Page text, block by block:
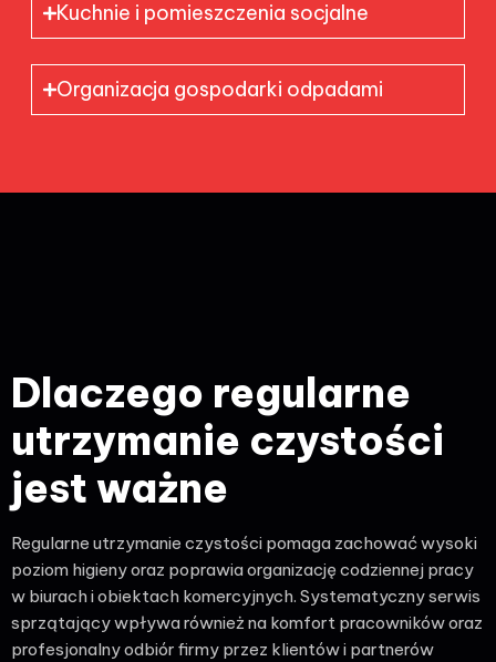
Kuchnie i pomieszczenia socjalne
Organizacja gospodarki odpadami
Dlaczego regularne
utrzymanie czystości
jest ważne
Regularne utrzymanie czystości pomaga zachować wysoki
poziom higieny oraz poprawia organizację codziennej pracy
w biurach i obiektach komercyjnych. Systematyczny serwis
sprzątający wpływa również na komfort pracowników oraz
profesjonalny odbiór firmy przez klientów i partnerów